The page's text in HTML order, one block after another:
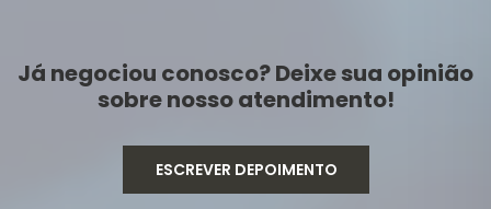
Já negociou conosco? Deixe sua opinião
sobre nosso atendimento!
ESCREVER DEPOIMENTO